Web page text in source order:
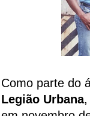
Como parte do
Legião Urbana,